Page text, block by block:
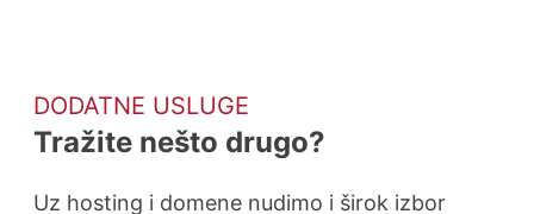
DODATNE USLUGE
Tražite nešto drugo?
Uz hosting i domene nudimo i širok izbor